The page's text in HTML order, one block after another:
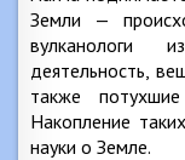
Земли —
вулканологи
деятельность,
также
Накопление
науки о Земле.